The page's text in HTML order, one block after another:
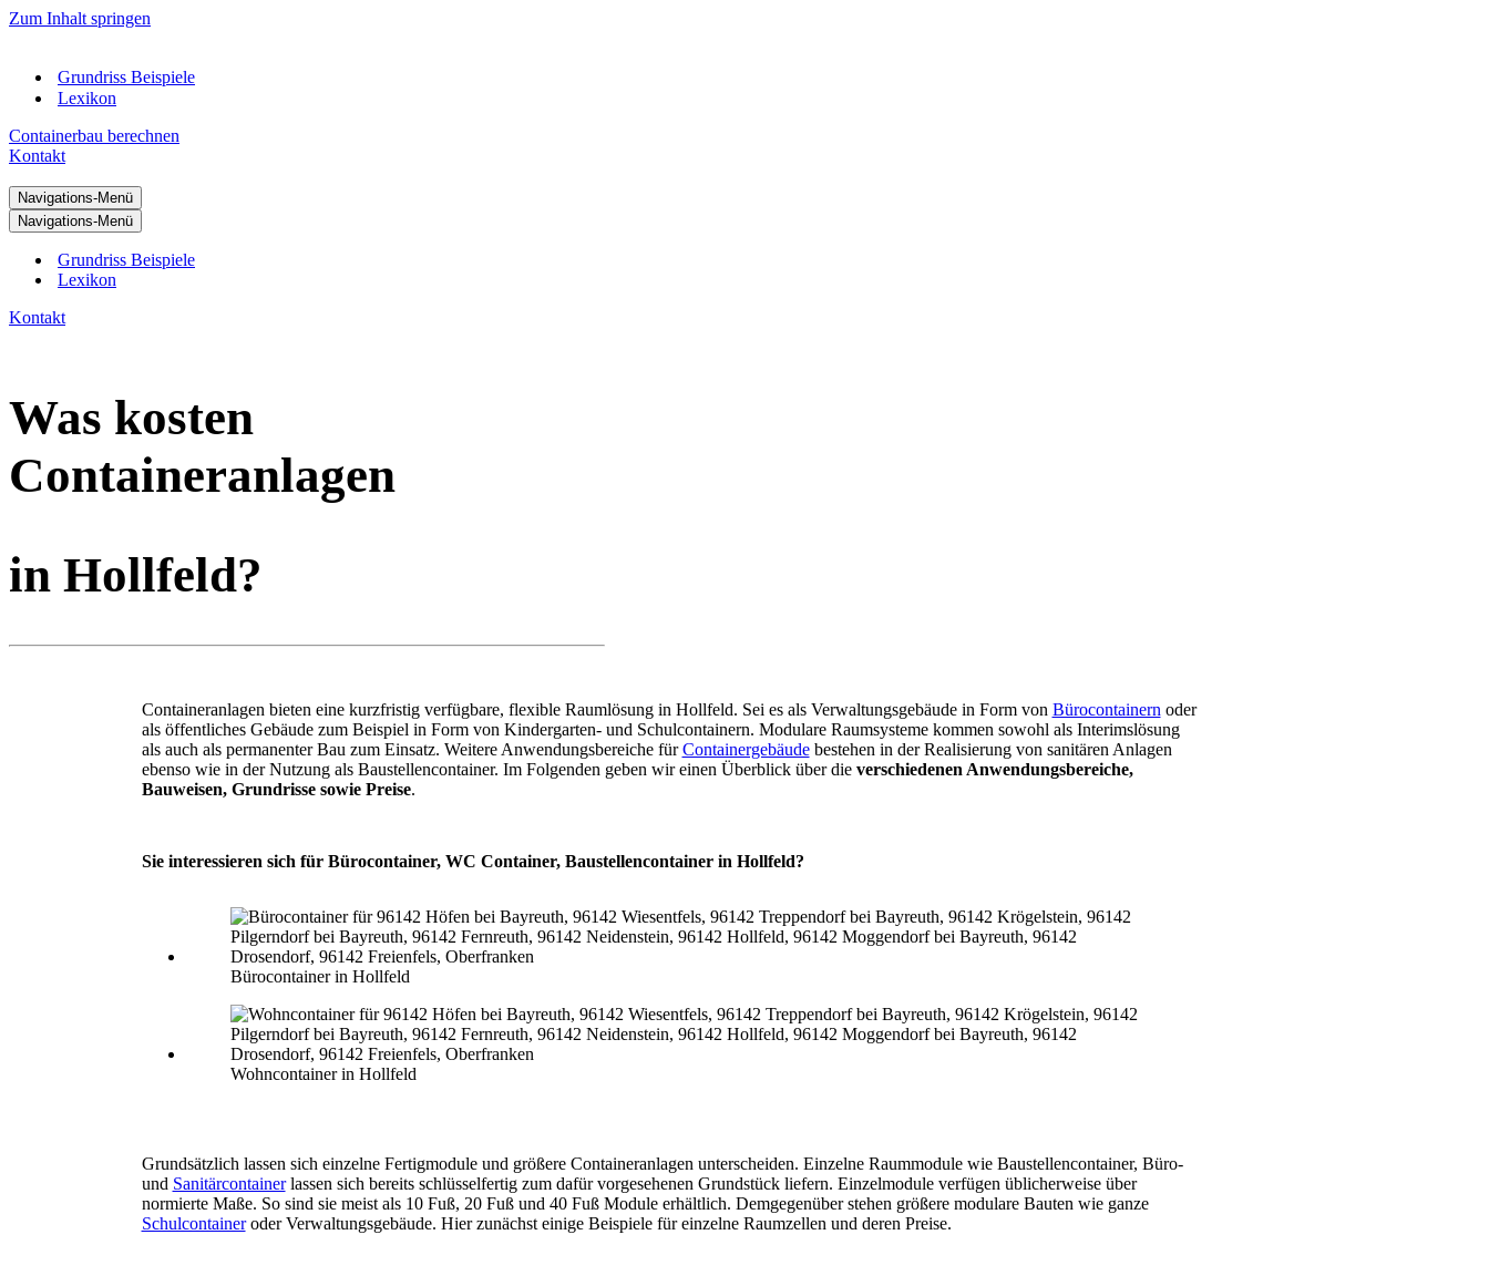
Zum Inhalt springen
Grundriss Beispiele
Lexikon
Containerbau berechnen
Kontakt
Navigations-Menü
Navigations-Menü
Grundriss Beispiele
Lexikon
Kontakt
Was kosten
Containeranlagen
in Hollfeld?
Containeranlagen bieten eine kurzfristig verfügbare, flexible Raumlösung in Hollfeld. Sei es als Verwaltungsgebäude in Form von Bürocontainern oder
als öffentliches Gebäude zum Beispiel in Form von Kindergarten- und Schulcontainern. Modulare Raumsysteme kommen sowohl als Interimslösung
als auch als permanenter Bau zum Einsatz. Weitere Anwendungsbereiche fürContainergebäudebestehen in der Realisierung von sanitären Anlagen
ebenso wie in der Nutzung als Baustellencontainer. Im Folgenden geben wir einen Überblick über die verschiedenen Anwendungsbereiche,
Bauweisen, Grundrisse sowie Preise.
Sie interessieren sich für Bürocontainer, WC Container, Baustellencontainer in Hollfeld?
Bürocontainer in Hollfeld
Wohncontainer in Hollfeld
Grundsätzlich lassen sich einzelne Fertigmodule und größere Containeranlagen unterscheiden. Einzelne Raummodule wie Baustellencontainer, Büro-
und Sanitärcontainerlassen sich bereits schlüsselfertig zum dafür vorgesehenen Grundstück liefern. Einzelmodule verfügen üblicherweise über
normierte Maße. So sind sie meist als 10 Fuß, 20 Fuß und 40 Fuß Module erhältlich. Demgegenüber stehen größere modulare Bauten wie ganze
Schulcontaineroder Verwaltungsgebäude. Hier zunächst einige Beispiele für einzelne Raumzellen und deren Preise.